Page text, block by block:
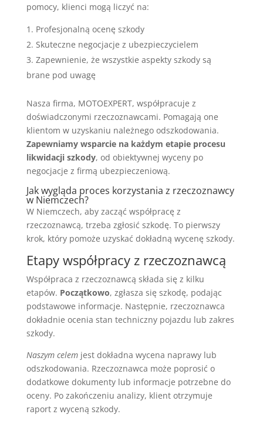
pomocy, klienci mogą liczyć na:
Profesjonalną ocenę szkody
Skuteczne negocjacje z ubezpieczycielem
Zapewnienie, że wszystkie aspekty szkody są
brane pod uwagę
Nasza firma, MOTOEXPERT, współpracuje z
doświadczonymi rzeczoznawcami. Pomagają one
klientom w uzyskaniu należnego odszkodowania.
Zapewniamy wsparcie na każdym etapie procesu
likwidacji szkody, od obiektywnej wyceny po
negocjacje z firmą ubezpieczeniową.
Jak wygląda proces korzystania z rzeczoznawcy
w Niemczech?
W Niemczech, aby zacząć współpracę z
rzeczoznawcą, trzeba zgłosić szkodę. To pierwszy
krok, który pomoże uzyskać dokładną wycenę szkody.
Etapy współpracy z rzeczoznawcą
Współpraca z rzeczoznawcą składa się z kilku
etapów. Początkowo, zgłasza się szkodę, podając
podstawowe informacje. Następnie, rzeczoznawca
dokładnie ocenia stan techniczny pojazdu lub zakres
szkody.
Naszym celemjest dokładna wycena naprawy lub
odszkodowania. Rzeczoznawca może poprosić o
dodatkowe dokumenty lub informacje potrzebne do
oceny. Po zakończeniu analizy, klient otrzymuje
raport z wyceną szkody.